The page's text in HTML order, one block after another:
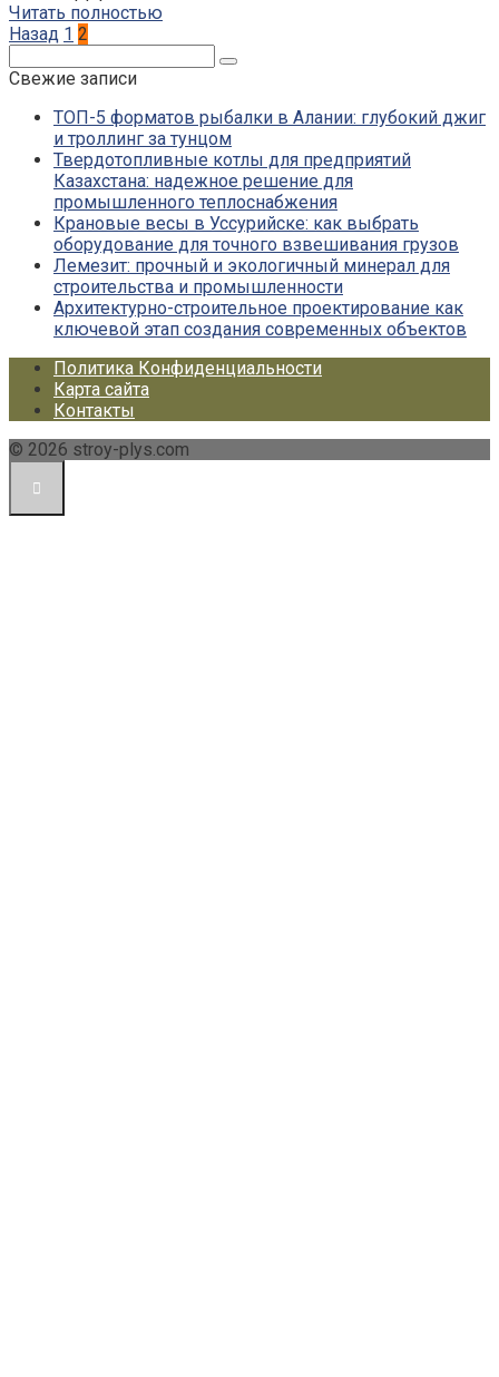
Читать полностью
Пагинация
Назад 1 2
Свежие записи
ТОП-5 форматов рыбалки в Алании: глубокий джиг
и троллинг за тунцом
Твердотопливные котлы для предприятий
Казахстана: надежное решение для
промышленного теплоснабжения
Крановые весы в Уссурийске: как выбрать
оборудование для точного взвешивания грузов
Лемезит: прочный и экологичный минерал для
строительства и промышленности
Архитектурно-строительное проектирование как
ключевой этап создания современных объектов
Политика Конфиденциальности
Карта сайта
Контакты
© 2026 stroy-plys.com